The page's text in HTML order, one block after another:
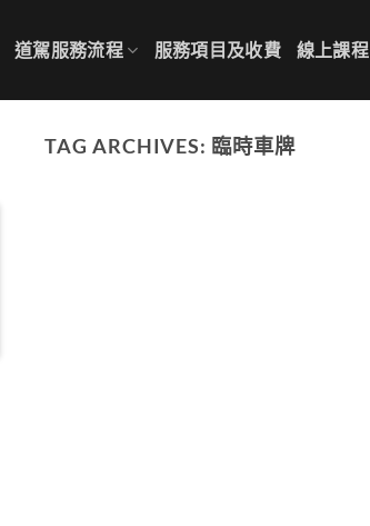
道駕服務流程 服務項目及收費 線上課程
TAG ARCHIVES: 臨時車牌